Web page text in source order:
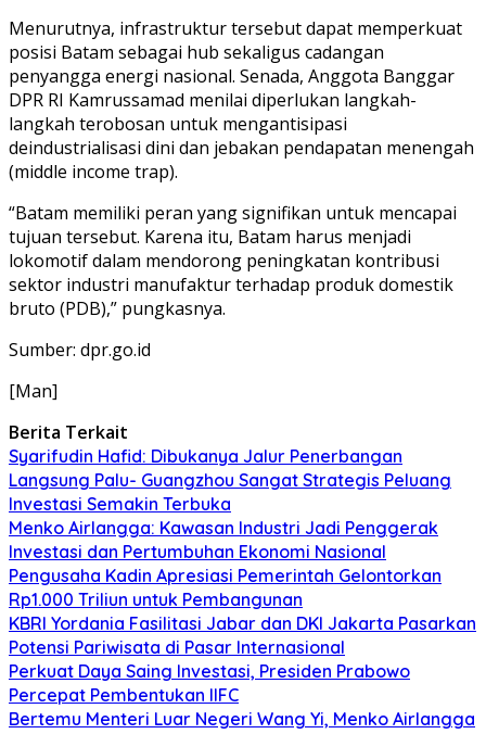
Menurutnya, infrastruktur tersebut dapat memperkuat
posisi Batam sebagai hub sekaligus cadangan
penyangga energi nasional. Senada, Anggota Banggar
DPR RI Kamrussamad menilai diperlukan langkah-
langkah terobosan untuk mengantisipasi
deindustrialisasi dini dan jebakan pendapatan menengah
(middle income trap).
“Batam memiliki peran yang signifikan untuk mencapai
tujuan tersebut. Karena itu, Batam harus menjadi
lokomotif dalam mendorong peningkatan kontribusi
sektor industri manufaktur terhadap produk domestik
bruto (PDB),” pungkasnya.
Sumber: dpr.go.id
[Man]
Berita Terkait
Syarifudin Hafid: Dibukanya Jalur Penerbangan
Langsung Palu- Guangzhou Sangat Strategis Peluang
Investasi Semakin Terbuka
Menko Airlangga: Kawasan Industri Jadi Penggerak
Investasi dan Pertumbuhan Ekonomi Nasional
Pengusaha Kadin Apresiasi Pemerintah Gelontorkan
Rp1.000 Triliun untuk Pembangunan
KBRI Yordania Fasilitasi Jabar dan DKI Jakarta Pasarkan
Potensi Pariwisata di Pasar Internasional
Perkuat Daya Saing Investasi, Presiden Prabowo
Percepat Pembentukan IIFC
Bertemu Menteri Luar Negeri Wang Yi, Menko Airlangga